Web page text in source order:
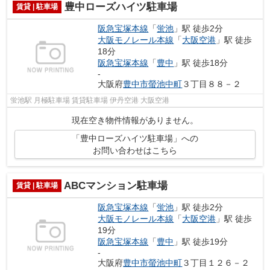
賃貸 | 駐車場 豊中ローズハイツ駐車場
阪急宝塚本線 「蛍池 」駅 徒歩2分
大阪モノレール本線 「大阪空港 」駅 徒歩
18分
阪急宝塚本線 「豊中 」駅 徒歩18分
-
大阪府豊中市螢池中町３丁目８８－２
蛍池駅 月極駐車場 賃貸駐車場 伊丹空港 大阪空港
現在空き物件情報がありません。
「豊中ローズハイツ駐車場」への
お問い合わせはこちら
賃貸 | 駐車場 ABCマンション駐車場
阪急宝塚本線 「蛍池 」駅 徒歩2分
大阪モノレール本線 「大阪空港 」駅 徒歩
19分
阪急宝塚本線 「豊中 」駅 徒歩19分
-
大阪府豊中市螢池中町３丁目１２６－２